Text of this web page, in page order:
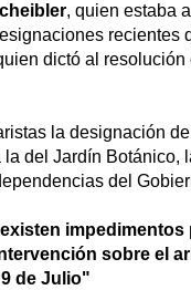
, quien estaba
recientes
dictó al
la designación
del Jardín
del
impedimentos
sobre el
de Julio"